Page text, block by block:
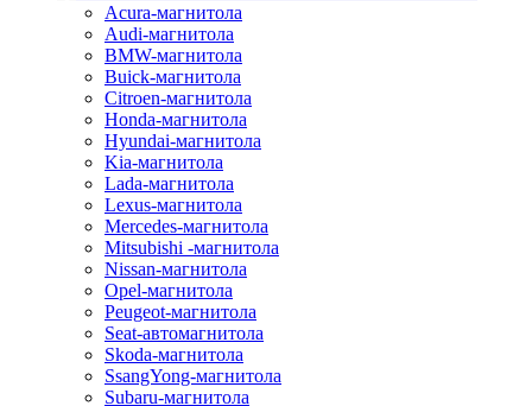
Acura-магнитола
Audi-магнитола
BMW-магнитола
Buick-магнитола
Citroen-магнитола
Honda-магнитола
Hyundai-магнитола
Kia-магнитола
Lada-магнитола
Lexus-магнитола
Mercedes-магнитола
Mitsubishi -магнитола
Nissan-магнитола
Opel-магнитола
Peugeot-магнитола
Seat-автомагнитола
Skoda-магнитола
SsangYong-магнитола
Subaru-магнитола